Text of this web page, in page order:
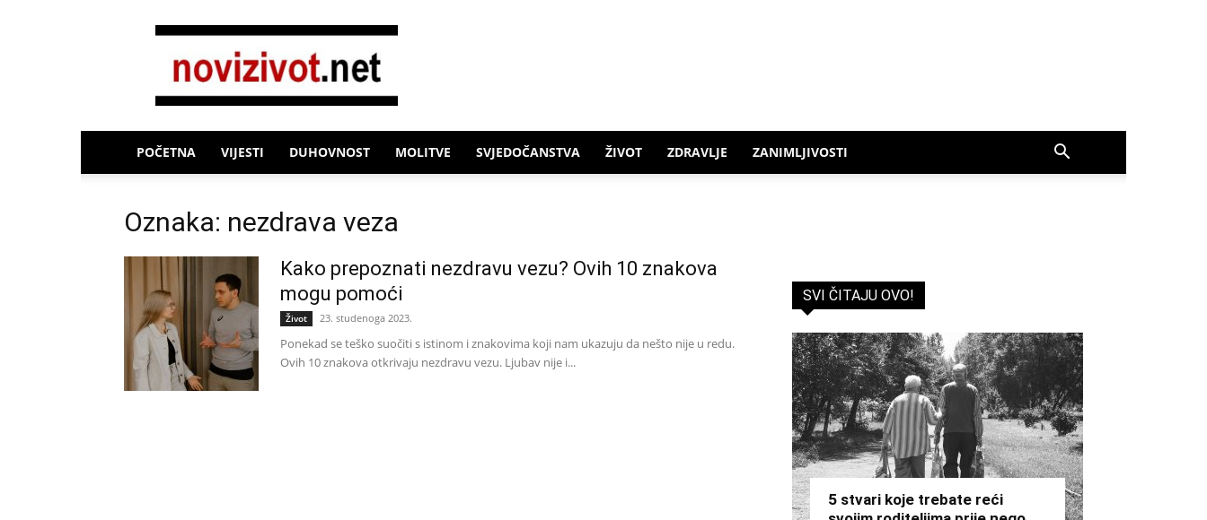
Novi
POČETNA VIJESTI DUHOVNOST MOLITVE SVJEDOČANSTVA ŽIVOT ZDRAVLJE ZANIMLJIVOSTI
Oznaka: nezdrava veza
Kako prepoznati nezdravu vezu? Ovih 10 znakova
mogu pomoći
Život 23. studenoga 2023.
Ponekad se teško suočiti s istinom i znakovima koji nam ukazuju da nešto nije u redu.
Ovih 10 znakova otkrivaju nezdravu vezu. Ljubav nije i...
SVI ČITAJU OVO!
5 stvari koje trebate reći